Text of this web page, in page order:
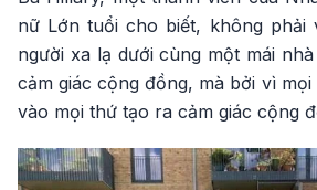
nữ Lớn tuổi cho biết, không phải
người xa lạ dưới cùng một mái
cảm giác cộng đồng, mà bởi vì
vào mọi thứ tạo ra cảm giác cộng